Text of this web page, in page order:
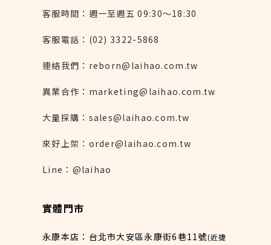
客服時間：週一至週五 09:30～18:30
客服電話：(02) 3322-5868
連絡我們：reborn@laihao.com.tw
異業合作：marketing@laihao.com.tw
大量採購：sales@laihao.com.tw
來好上架：order@laihao.com.tw
Line：@laihao
實體門市
永康本店：台北市大安區永康街6巷11號(近捷